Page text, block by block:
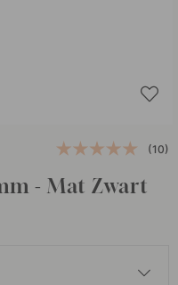
(10)
- Mat Zwart